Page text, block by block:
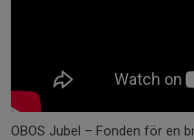
OBOS Jubel – Fonden för en